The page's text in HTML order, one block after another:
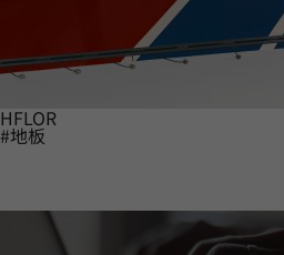
HFLOR
#地板